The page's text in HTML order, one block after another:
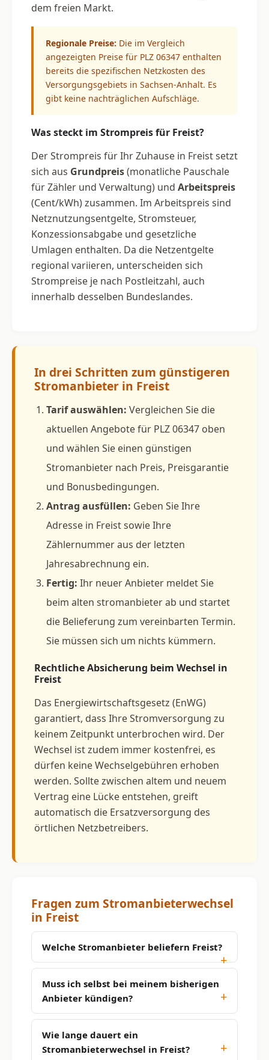
dem freien Markt.
Regionale Preise: Die im Vergleich
angezeigten Preise für PLZ 06347 enthalten
bereits die spezifischen Netzkosten des
Versorgungsgebiets in Sachsen-Anhalt. Es
gibt keine nachträglichen Aufschläge.
Was steckt im Strompreis für Freist?
Der Strompreis für Ihr Zuhause in Freist setzt
sich aus Grundpreis(monatliche Pauschale
für Zähler und Verwaltung) und Arbeitspreis
(Cent/kWh) zusammen. Im Arbeitspreis sind
Netznutzungsentgelte, Stromsteuer,
Konzessionsabgabe und gesetzliche
Umlagen enthalten. Da die Netzentgelte
regional variieren, unterscheiden sich
Strompreise je nach Postleitzahl, auch
innerhalb desselben Bundeslandes.
In drei Schritten zum günstigeren
Stromanbieter in Freist
Tarif auswählen: Vergleichen Sie die
aktuellen Angebote für PLZ 06347 oben
und wählen Sie einen günstigen
Stromanbieter nach Preis, Preisgarantie
und Bonusbedingungen.
Antrag ausfüllen: Geben Sie Ihre
Adresse in Freist sowie Ihre
Zählernummer aus der letzten
Jahresabrechnung ein.
Fertig: Ihr neuer Anbieter meldet Sie
beim alten stromanbieter ab und startet
die Belieferung zum vereinbarten Termin.
Sie müssen sich um nichts kümmern.
Rechtliche Absicherung beim Wechsel in
Freist
Das Energiewirtschaftsgesetz (EnWG)
garantiert, dass Ihre Stromversorgung zu
keinem Zeitpunkt unterbrochen wird. Der
Wechsel ist zudem immer kostenfrei, es
dürfen keine Wechselgebühren erhoben
werden. Sollte zwischen altem und neuem
Vertrag eine Lücke entstehen, greift
automatisch die Ersatzversorgung des
örtlichen Netzbetreibers.
Fragen zum Stromanbieterwechsel
in Freist
Welche Stromanbieter beliefern Freist?
Muss ich selbst bei meinem bisherigen
Anbieter kündigen?
Wie lange dauert ein
Stromanbieterwechsel in Freist?